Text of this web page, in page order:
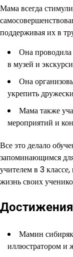
Мама всегда
поддерживая их в
Она проводила
в музей и
Она
укрепить
Мама также
мероприятий и
Все это делало
запоминающимся
учителем в 3
жизнь своих
Достижения
Мамин
иллюстратором и